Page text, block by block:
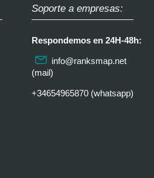
Soporte a empresas:
Respondemos en 24H-48h:
info@ranksmap.net
(mail)
+34654965870 (whatsapp)